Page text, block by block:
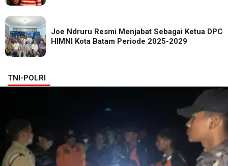
Joe Ndruru Resmi Menjabat Sebagai Ketua DPC
HIMNI Kota Batam Periode 2025-2029
TNI-POLRI